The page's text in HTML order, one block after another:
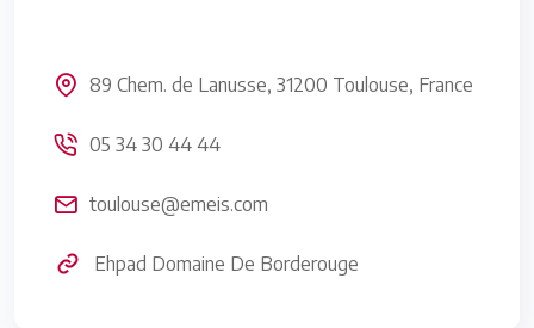
89 Chem. de Lanusse, 31200 Toulouse, France
05 34 30 44 44
toulouse@emeis.com
Ehpad Domaine De Borderouge